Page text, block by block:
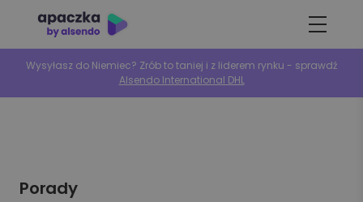
Wysyłasz do Niemiec? Zrób to taniej i z liderem rynku - sprawdź
Alsendo International DHL
Porady